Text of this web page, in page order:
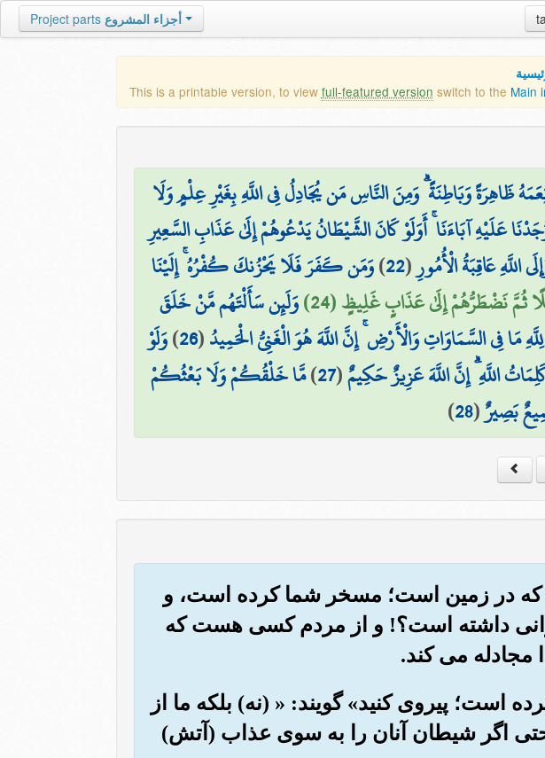
Project parts أجزاء المشروع
This is a printable version, to view full-featured version switch to the Main
ظَاهِرَةً وَبَاطِنَةً ۗ وَمِنَ النَّاسِ مَن يُجَادِلُ فِي اللَّهِ بِغَيْرِ عِلْمٍ وَلَا
وَجَدْنَا عَلَيْهِ آبَاءَنَا ۚ أَوَلَوْ كَانَ الشَّيْطَانُ يَدْعُوهُمْ إِلَىٰ عَذَابِ السَّعِيرِ
عَاقِبَةُ الْأُمُورِ(
22
)وَمَن كَفَرَ فَلَا يَحْزُنكَ كُفْرُهُ ۚ إِلَيْنَا
ثُمَّ نَضْطَرُّهُمْ إِلَىٰ عَذَابٍ غَلِيظٍ (24)
وَلَئِن سَأَلْتَهُم مَّنْ خَلَقَ
لِلَّهِ مَا فِي السَّمَاوَاتِ وَالْأَرْضِ ۚ إِنَّ اللَّهَ هُوَ الْغَنِيُّ الْحَمِيدُ(
26
)وَلَوْ
اللَّهِ ۗ إِنَّ اللَّهَ عَزِيزٌ حَكِيمٌ(
27
)مَّا خَلْقُكُمْ وَلَا بَعْثُكُمْ
بَصِيرٌ(
28
)
را که در زمین است؛ مسخر شما کرده است، و
داشته است؟! و از مردم کسی هست که
می کند.
است؛ پیروی کنید» گویند: « (نه) بلکه ما از
حتی اگر شیطان آنان را به سوی عذاب (آتش)